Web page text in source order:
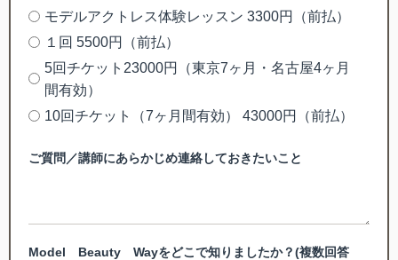
モデルアクトレス体験レッスン 3300円（前払）
１回 5500円（前払）
5回チケット23000円（東京7ヶ月・名古屋4ヶ月
間有効）
10回チケット（7ヶ月間有効） 43000円（前払）
ご質問／講師にあらかじめ連絡しておきたいこと
Model Beauty Wayをどこで知りましたか？(複数回答